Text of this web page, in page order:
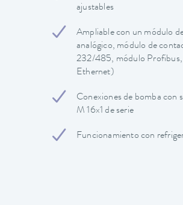
ajustables
Ampliable con un módulo
analógico, módulo de
232/485, módulo
Ethernet)
Conexiones de bomba con
M 16x1 de serie
Funcionamiento con